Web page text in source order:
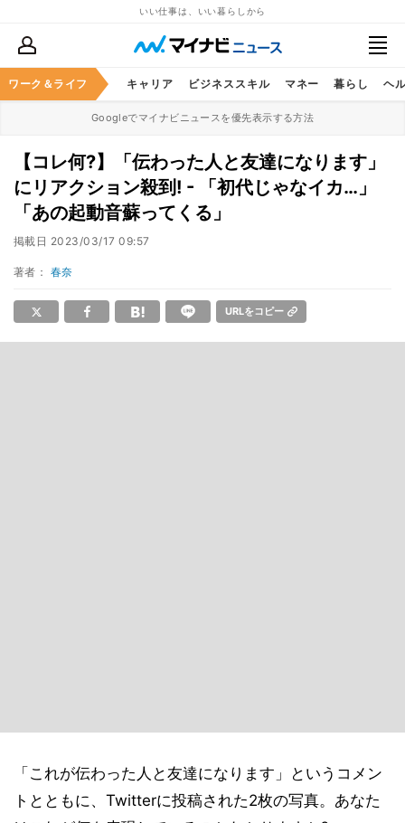
いい仕事は、いい暮らしから
ワーク＆ライフ キャリア ビジネススキル マネー 暮らし ヘ
Googleでマイナビニュースを優先表示する方法
【コレ何?】「伝わった人と友達になります」
にリアクション殺到! - 「初代じゃなイカ…」
「あの起動音蘇ってくる」
掲載日 2023/03/17 09:57
著者： 春奈
URLをコピー
「これが伝わった人と友達になります」というコメン
トとともに、Twitterに投稿された2枚の写真。あなた